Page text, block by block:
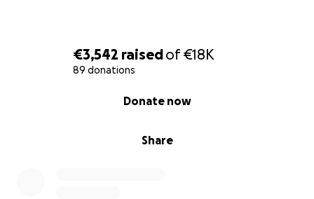
€3,542 raisedof€18K
89 donations
Share
Donate now